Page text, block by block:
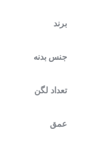
برند
جنس بدنه
تعداد لگن
عمق